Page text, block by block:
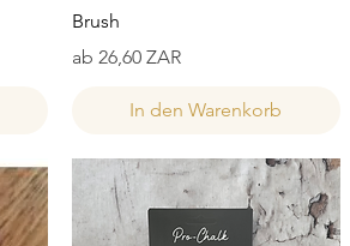
Brush
ab 26,60 ZAR
Sale-Preis
In den Warenkorb